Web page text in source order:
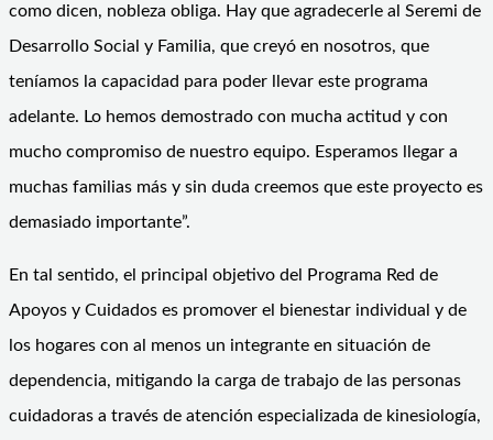
como dicen, nobleza obliga. Hay que agradecerle al Seremi de
Desarrollo Social y Familia, que creyó en nosotros, que
teníamos la capacidad para poder llevar este programa
adelante. Lo hemos demostrado con mucha actitud y con
mucho compromiso de nuestro equipo. Esperamos llegar a
muchas familias más y sin duda creemos que este proyecto es
demasiado importante”.
En tal sentido, el principal objetivo del Programa Red de
Apoyos y Cuidados es promover el bienestar individual y de
los hogares con al menos un integrante en situación de
dependencia, mitigando la carga de trabajo de las personas
cuidadoras a través de atención especializada de kinesiología,